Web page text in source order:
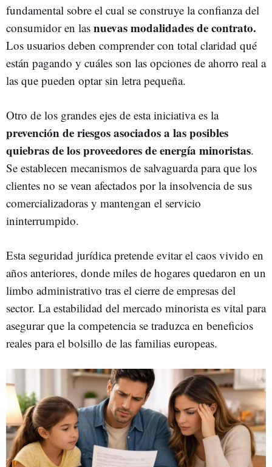
fundamental sobre el cual se construye la confianza del
consumidor en las nuevas modalidades de contrato.
Los usuarios deben comprender con total claridad qué
están pagando y cuáles son las opciones de ahorro real a
las que pueden optar sin letra pequeña.
Otro de los grandes ejes de esta iniciativa es la
prevención de riesgos asociados a las posibles
quiebras de los proveedores de energía minoristas.
Se establecen mecanismos de salvaguarda para que los
clientes no se vean afectados por la insolvencia de sus
comercializadoras y mantengan el servicio
ininterrumpido.
Esta seguridad jurídica pretende evitar el caos vivido en
años anteriores, donde miles de hogares quedaron en un
limbo administrativo tras el cierre de empresas del
sector. La estabilidad del mercado minorista es vital para
asegurar que la competencia se traduzca en beneficios
reales para el bolsillo de las familias europeas.